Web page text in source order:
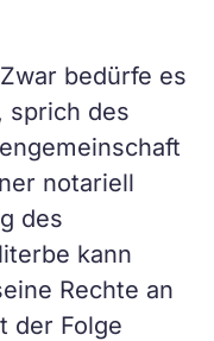
bedürfe es
sprich des
notariell
des
kann
Rechte an
der Folge